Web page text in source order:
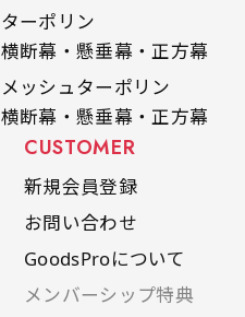
ターポリン
横断幕・懸垂幕・正方幕
メッシュターポリン
横断幕・懸垂幕・正方幕
CUSTOMER
新規会員登録
お問い合わせ
GoodsProについて
メンバーシップ特典